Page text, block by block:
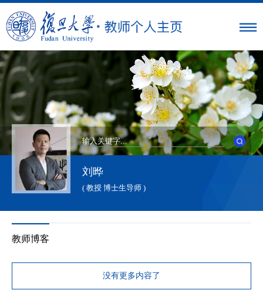
刘晔
( 教授 博士生导师 )
教师博客
没有更多内容了